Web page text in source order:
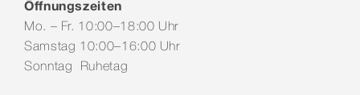
Öffnungszeiten
Mo. – Fr. 10:00–18:00 Uhr
Samstag 10:00–16:00 Uhr
Sonntag Ruhetag